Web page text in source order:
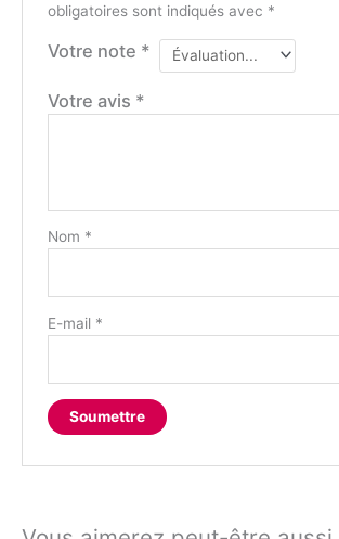
obligatoires sont indiqués avec *
Votre note *
Votre avis *
Nom *
E-mail *